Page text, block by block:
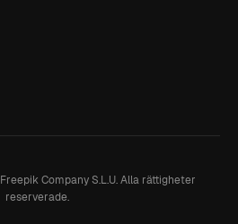
Freepik Company S.L.U.Alla rättigheter
reserverade.